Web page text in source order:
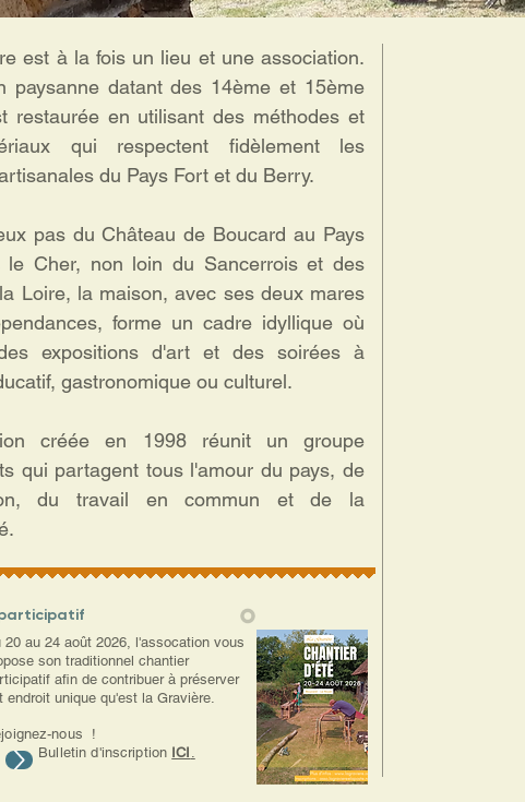
est à la fois un lieu et une association.
paysanne datant des 14ème et 15ème
restaurée en utilisant des méthodes et
qui respectent fidèlement les
du Pays Fort et du Berry.
pas du Château de Boucard au Pays
le Cher, non loin du Sancerrois et des
Loire, la maison, avec ses deux mares
forme un cadre idyllique où
expositions d'art et des soirées à
gastronomique ou culturel.
créée en 1998 réunit un groupe
qui partagent tous l'amour du pays, de
du travail en commun et de la
20 au 24 août 2026, l'assocation vous
son traditionnel chantier
afin de contribuer à préserver
endroit unique qu'est la Gravière.
nous !
Bulletin d'inscription ICI .